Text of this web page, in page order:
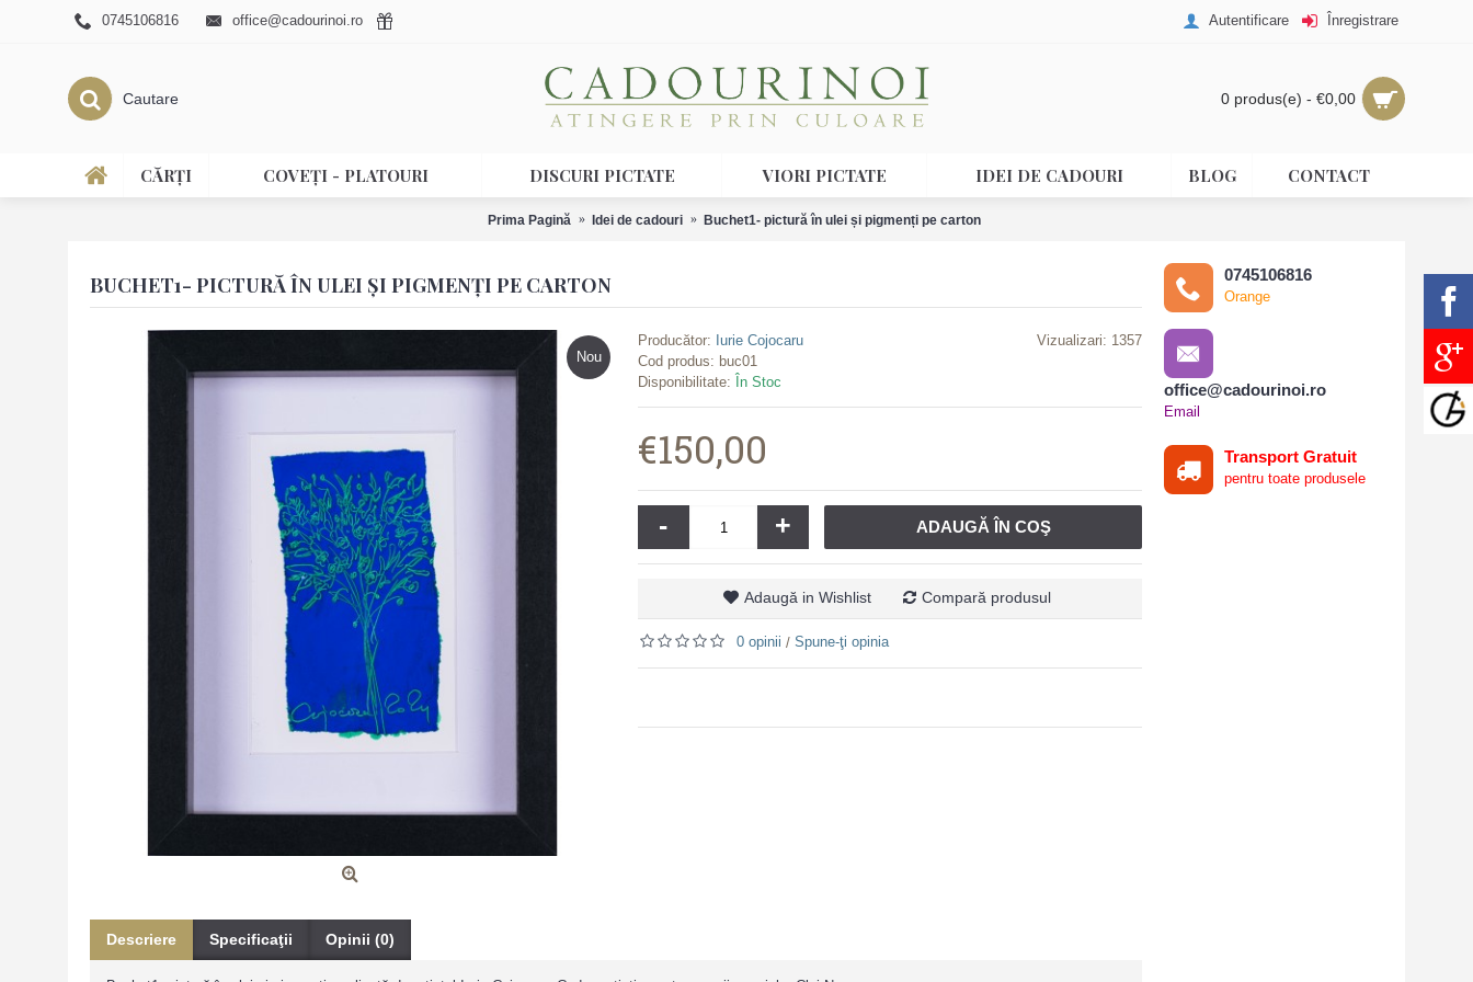
0745106816 office@cadourinoi.ro Autentificare Înregistrare
0 produs(e) - €0,00
CĂRȚI COVEȚI - PLATOURI DISCURI PICTATE VIORI PICTATE IDEI DE CADOURI BLOG CONTACT
Prima Pagină Idei de cadouri Buchet1- pictură în ulei și pigmenți pe carton
0745106816
Orange
office@cadourinoi.ro
Email
Transport Gratuit
pentru toate produsele
BUCHET1- PICTURĂ ÎN ULEI ȘI PIGMENȚI PE CARTON
Nou
Vizualizari: 1357
Producător: Iurie Cojocaru
Cod produs: buc01
Disponibilitate: În Stoc
€150,00
- + ADAUGĂ ÎN COŞ
Adaugă in Wishlist Compară produsul
0 opinii / Spune-ţi opinia
Descriere Specificaţii Opinii (0)